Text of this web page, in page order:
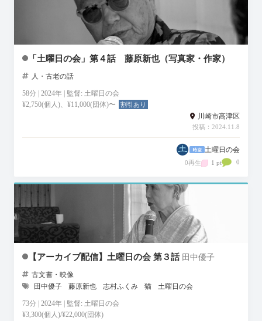
「土曜日の会」第４話 藤原新也（写真家・作家）
人・古老の話
58分 | 2024年 | 監督: 土曜日の会
¥2,750(個人)、¥11,000(団体)〜
割引あり
川崎市高津区
投稿：2024.11.8
土曜日の会
0再生 1 pt 0
【アーカイブ配信】土曜日の会 第３話 田中優子
古文書・映像
田中優子
藤原新也 志村ふくみ 猫 土曜日の会
73分 | 2024年 | 監督: 土曜日の会
¥3,300(個人)/¥22,000(団体)